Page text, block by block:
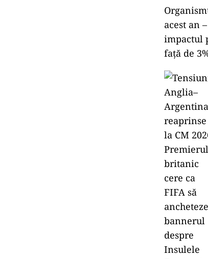
acest an
impactul
faţă de